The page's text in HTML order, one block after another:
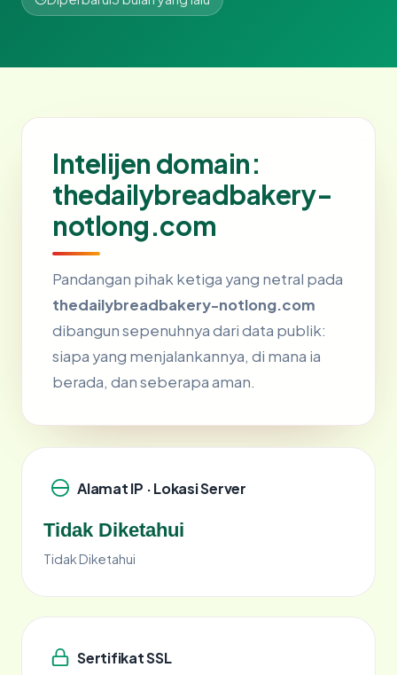
Intelijen domain:
thedailybreadbakery-
notlong.com
Pandangan pihak ketiga yang netral pada
thedailybreadbakery-notlong.com
dibangun sepenuhnya dari data publik:
siapa yang menjalankannya, di mana ia
berada, dan seberapa aman.
Alamat IP · Lokasi Server
Tidak Diketahui
Tidak Diketahui
Sertifikat SSL